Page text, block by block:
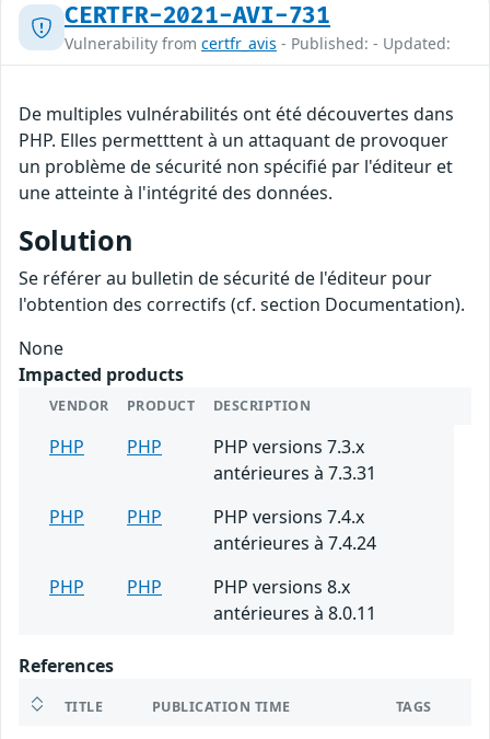
CERTFR-2021-AVI-731
Vulnerability from certfr_avis - Published: - Updated:
De multiples vulnérabilités ont été découvertes dans
PHP. Elles permetttent à un attaquant de provoquer
un problème de sécurité non spécifié par l'éditeur et
une atteinte à l'intégrité des données.
Solution
Se référer au bulletin de sécurité de l'éditeur pour
l'obtention des correctifs (cf. section Documentation).
None
Impacted products
VENDOR PRODUCT DESCRIPTION
PHP PHP
PHP versions 7.3.x
antérieures à 7.3.31
PHP
PHP
PHP versions 7.4.x
antérieures à 7.4.24
PHP
PHP
PHP versions 8.x
antérieures à 8.0.11
References
TITLE PUBLICATION TIME TAGS